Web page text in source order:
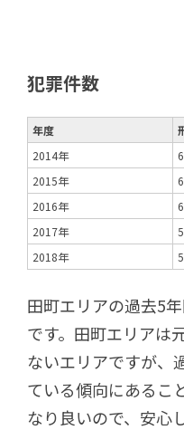
犯罪件数
年度
2014年
2015年
2016年
2017年
2018年
田町エリアの過去5
です。田町エリアは
ないエリアですが、
ている傾向にあるこ
なり良いので、安心